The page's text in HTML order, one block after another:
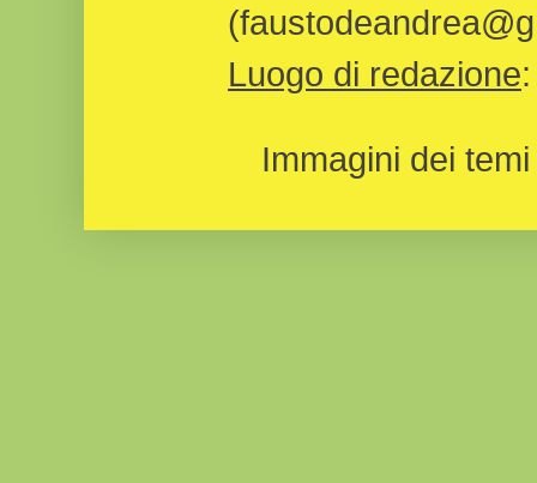
Luogo di redazione
Immagini dei